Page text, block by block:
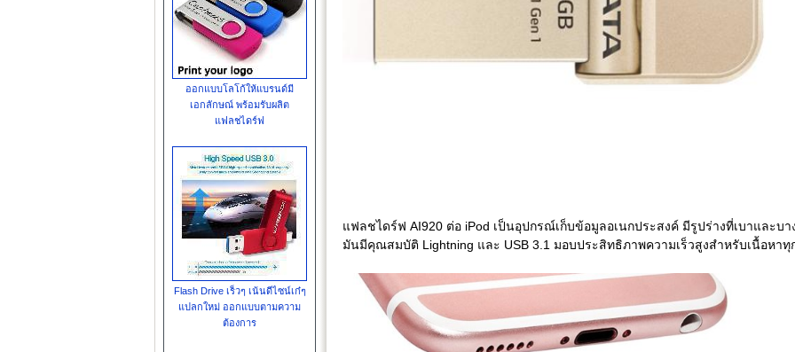
แฟลชไดร์ฟ AI920 ต่อ iPod เป็นอุปกรณ์เก็บข้อมูลอเนกประสงค์ มีรูปร่างที่เบาและบ
มันมีคุณสมบัติ Lightning และ USB 3.1 มอบประสิทธิภาพความเร็วสูงสำหรับเนื้อหาทุ
ออกแบบโลโก้ให้แบรนด์มี
เอกลักษณ์ พร้อมรับผลิต
แฟลชไดร์ฟ
Flash Drive เร็วๆ เน้นดีไซน์เก๋ๆ
แปลกใหม่ ออกแบบตามความ
ต้องการ